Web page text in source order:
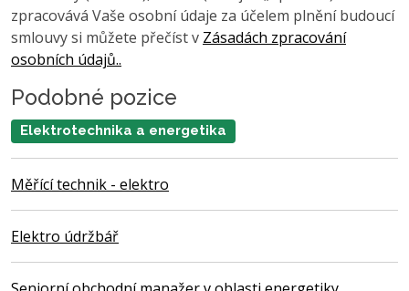
zpracovává Vaše osobní údaje za účelem plnění budoucí
smlouvy si můžete přečíst v Zásadách zpracování
osobních údajů..
Podobné pozice
Elektrotechnika a energetika
Měřící technik - elektro
Elektro údržbář